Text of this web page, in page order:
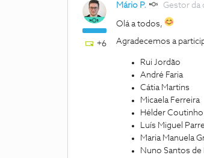
+6
Mário P. Gestor da
Olá a todos,
Agradecemos a
Rui Jordão
André Faria
Cátia Martins
Micaela Ferreira
Hélder
Luís Miguel
Maria Manuela
Nuno Santos de